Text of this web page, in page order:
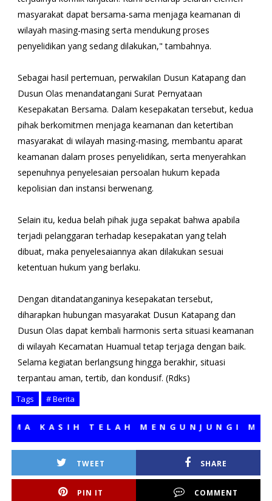
masyarakat dapat bersama-sama menjaga keamanan di
wilayah masing-masing serta mendukung proses
penyelidikan yang sedang dilakukan," tambahnya.
Sebagai hasil pertemuan, perwakilan Dusun Katapang dan
Dusun Olas menandatangani Surat Pernyataan
Kesepakatan Bersama. Dalam kesepakatan tersebut, kedua
pihak berkomitmen menjaga keamanan dan ketertiban
masyarakat di wilayah masing-masing, membantu aparat
keamanan dalam proses penyelidikan, serta menyerahkan
sepenuhnya penyelesaian persoalan hukum kepada
kepolisian dan instansi berwenang.
Selain itu, kedua belah pihak juga sepakat bahwa apabila
terjadi pelanggaran terhadap kesepakatan yang telah
dibuat, maka penyelesaiannya akan dilakukan sesuai
ketentuan hukum yang berlaku.
Dengan ditandatanganinya kesepakatan tersebut,
diharapkan hubungan masyarakat Dusun Katapang dan
Dusun Olas dapat kembali harmonis serta situasi keamanan
di wilayah Kecamatan Huamual tetap terjaga dengan baik.
Selama kegiatan berlangsung hingga berakhir, situasi
terpantau aman, tertib, dan kondusif. (Rdks)
Tags # Berita
KASIH TELAH MENGUNJUNGI MEDIA
TWEET SHARE
PIN IT COMMENT